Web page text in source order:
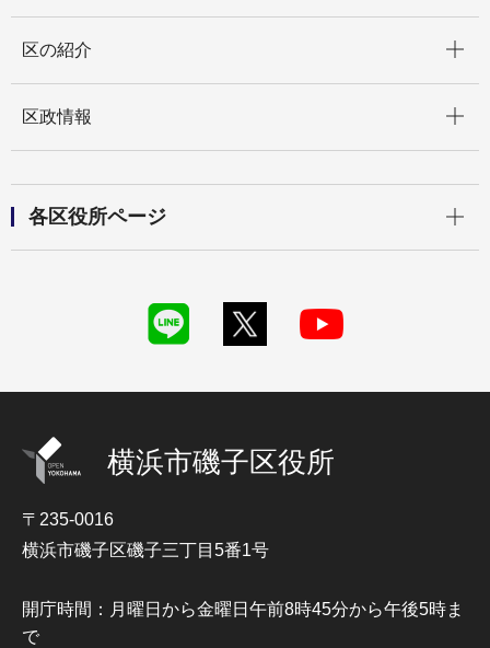
区の紹介
区政情報
各区役所ページ
横浜市磯子区役所
〒235-0016
横浜市磯子区磯子三丁目5番1号
開庁時間：月曜日から金曜日午前8時45分から午後5時ま
で